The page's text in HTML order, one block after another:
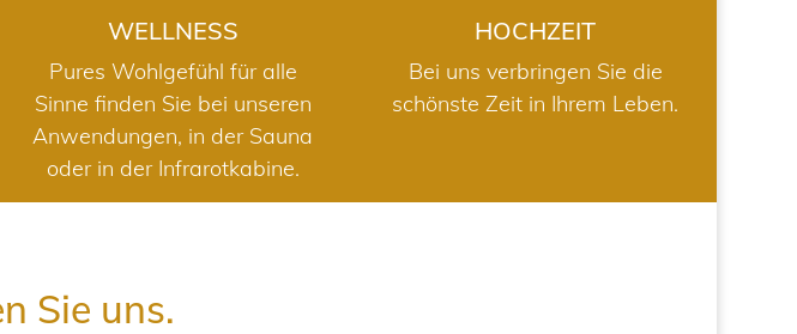
WELLNESS
Pures Wohlgefühl für alle
Sinne finden Sie bei unseren
Anwendungen, in der Sauna
oder in der Infrarotkabine.
HOCHZEIT
Bei uns verbringen Sie die
schönste Zeit in Ihrem Leben.
Sie uns.